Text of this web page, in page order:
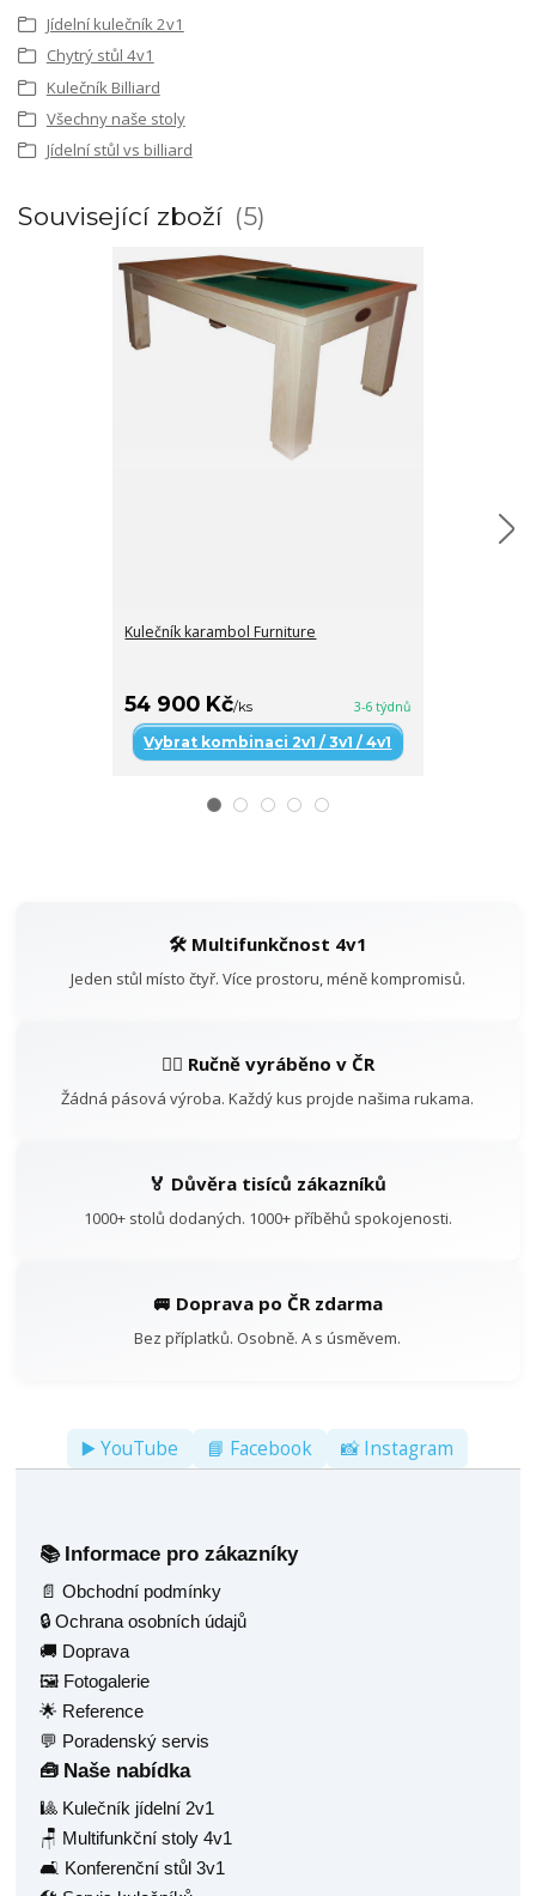
Jídelní kulečník 2v1
Chytrý stůl 4v1
Kulečník Billiard
Všechny naše stoly
Jídelní stůl vs billiard
Související zboží 5
Kulečník karambol Furniture
54 900 Kč/ks 3-6 týdnů
Vybrat kombinaci 2v1 / 3v1 / 4v1
🛠️ Multifunkčnost 4v1
Jeden stůl místo čtyř. Více prostoru, méně kompromisů.
👷‍♂️ Ručně vyráběno v ČR
Žádná pásová výroba. Každý kus projde našima rukama.
🏅 Důvěra tisíců zákazníků
1000+ stolů dodaných. 1000+ příběhů spokojenosti.
🚐 Doprava po ČR zdarma
Bez příplatků. Osobně. A s úsměvem.
▶️ YouTube 📘 Facebook 📸 Instagram
📚 Informace pro zákazníky
📄 Obchodní podmínky
🔒 Ochrana osobních údajů
🚚 Doprava
🖼️ Fotogalerie
🌟 Reference
💬 Poradenský servis
🧰 Naše nabídka
🎱 Kulečník jídelní 2v1
🪑 Multifunkční stoly 4v1
🛋️ Konferenční stůl 3v1